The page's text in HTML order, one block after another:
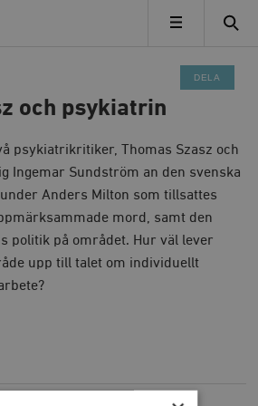
MENY
och psykiatrin
psykiatrikritiker, Thomas Szasz och
Ingemar Sundström an den svenska
Anders Milton som tillsattes
mord, samt den
politik på området. Hur väl lever
upp till talet om individuellt
DELA